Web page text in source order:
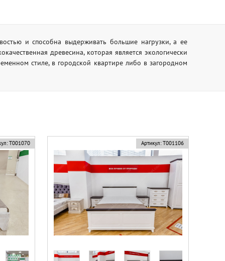
и способна выдерживать большие нагрузки, а ее
древесина, которая является экологически
стиле, в городской квартире либо в загородном
Т001070 Артикул: Т001106